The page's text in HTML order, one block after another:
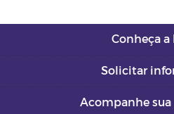
Conheça a
Solicitar
Acompanhe sua